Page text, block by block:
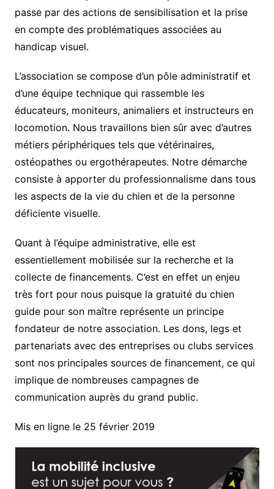
passe par des actions de sensibilisation et la prise
en compte des problématiques associées au
handicap visuel.
L’association se compose d’un pôle administratif et
d’une équipe technique qui rassemble les
éducateurs, moniteurs, animaliers et instructeurs en
locomotion. Nous travaillons bien sûr avec d’autres
métiers périphériques tels que vétérinaires,
ostéopathes ou ergothérapeutes. Notre démarche
consiste à apporter du professionnalisme dans tous
les aspects de la vie du chien et de la personne
déficiente visuelle.
Quant à l’équipe administrative, elle est
essentiellement mobilisée sur la recherche et la
collecte de financements. C’est en effet un enjeu
très fort pour nous puisque la gratuité du chien
guide pour son maître représente un principe
fondateur de notre association. Les dons, legs et
partenariats avec des entreprises ou clubs services
sont nos principales sources de financement, ce qui
implique de nombreuses campagnes de
communication auprès du grand public.
Mis en ligne le 25 février 2019